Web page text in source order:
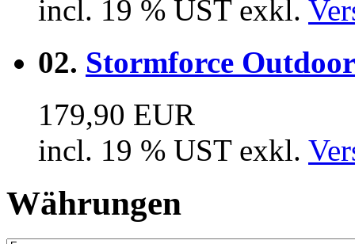
incl. 19 % UST exkl.
02. Stormforce
179,90 EUR
incl. 19 % UST exkl.
Währungen